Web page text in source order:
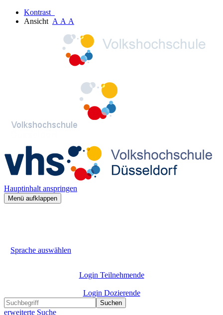
Kontrast
Ansicht A A A
Hauptinhalt anspringen
Menü aufklappen
Sprache auswählen
Login Teilnehmende
Login Dozierende
Suchen
erweiterte Suche